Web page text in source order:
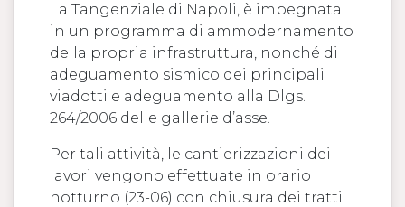
La Tangenziale di Napoli, è impegnata
in un programma di ammodernamento
della propria infrastruttura, nonché di
adeguamento sismico dei principali
viadotti e adeguamento alla Dlgs.
264/2006 delle gallerie d’asse.
Per tali attività, le cantierizzazioni dei
lavori vengono effettuate in orario
notturno (23-06) con chiusura dei tratti